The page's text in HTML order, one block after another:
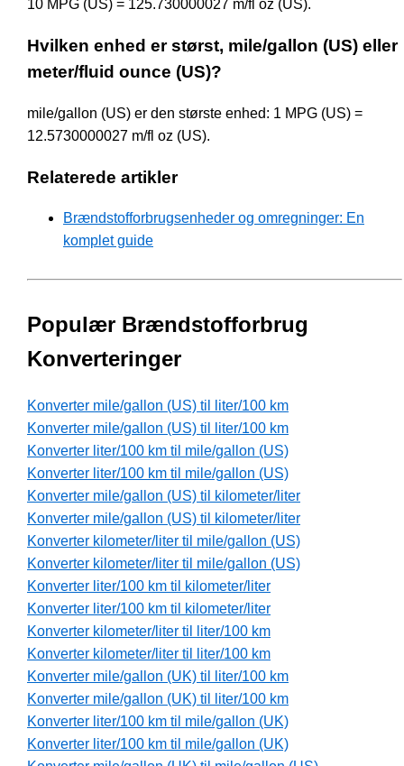
10 MPG (US) = 125.730000027 m/fl oz (US).
Hvilken enhed er størst, mile/gallon (US) eller
meter/fluid ounce (US)?
mile/gallon (US) er den største enhed: 1 MPG (US) =
12.5730000027 m/fl oz (US).
Relaterede artikler
Brændstofforbrugsenheder og omregninger: En
komplet guide
Populær Brændstofforbrug
Konverteringer
Konverter mile/gallon (US) til liter/100 km
Konverter mile/gallon (US) til liter/100 km
Konverter liter/100 km til mile/gallon (US)
Konverter liter/100 km til mile/gallon (US)
Konverter mile/gallon (US) til kilometer/liter
Konverter mile/gallon (US) til kilometer/liter
Konverter kilometer/liter til mile/gallon (US)
Konverter kilometer/liter til mile/gallon (US)
Konverter liter/100 km til kilometer/liter
Konverter liter/100 km til kilometer/liter
Konverter kilometer/liter til liter/100 km
Konverter kilometer/liter til liter/100 km
Konverter mile/gallon (UK) til liter/100 km
Konverter mile/gallon (UK) til liter/100 km
Konverter liter/100 km til mile/gallon (UK)
Konverter liter/100 km til mile/gallon (UK)